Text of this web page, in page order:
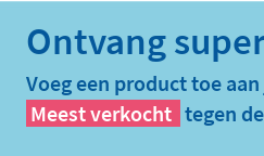
Voeg een product toe
Meest verkocht tegen